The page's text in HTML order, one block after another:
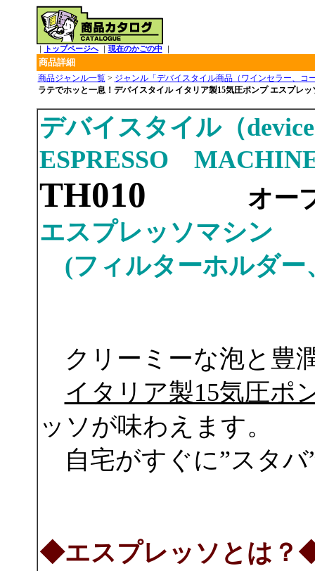
トップページへ｜ 現在のかごの中
商品詳細
商品ジャンル一覧> ジャンル「デバイスタイル商品（ワインセラー、コ
ラテでホッと一息！デバイスタイル イタリア製15気圧ポンプ エスプレ
デバイスタイル（
ESPRESSO
TH010
オー
エスプレッソマシン
(フィルターホルダー
クリーミーな泡と豊
イタリア製15気圧ポ
ッソが味わえます。
自宅がすぐに”スタバ
◆エスプレッソとは？